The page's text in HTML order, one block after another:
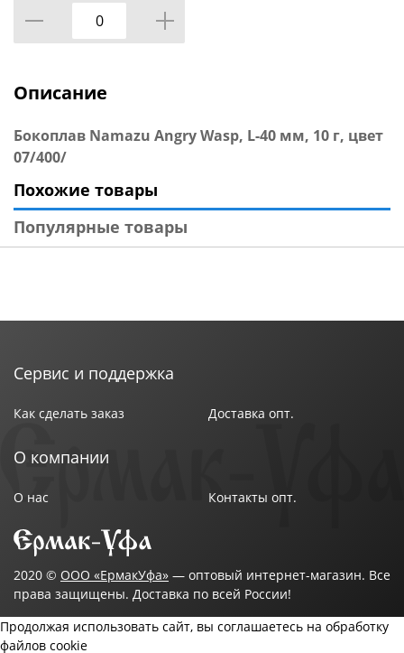
Описание
Бокоплав Namazu Angry Wasp, L-40 мм, 10 г, цвет
07/400/
Похожие товары
Популярные товары
Сервис и поддержка
Как сделать заказ Доставка опт.
О компании
О нас Контакты опт.
2020 © ООО «ЕрмакУфа» — оптовый интернет-магазин. Все
права защищены. Доставка по всей России!
Продолжая использовать сайт, вы соглашаетесь на обработку
файлов cookie